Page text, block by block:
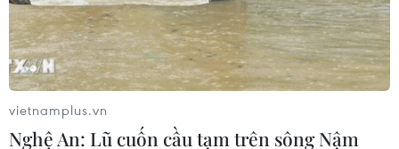
Cảnh sát giao thông - một đoạn bờ kè bằng đá dài
khoảng 10 m đổ sập, vùi lấp anh Hồ Tiến Dũng.
vietnamplus.vn
Nghệ An: Lũ cuốn cầu tạm trên sông Nậm